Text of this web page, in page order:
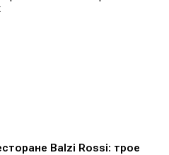
Balzi Rossi: трое